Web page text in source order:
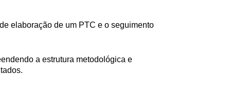
elaboração de um PTC e o seguimento
a estrutura metodológica e